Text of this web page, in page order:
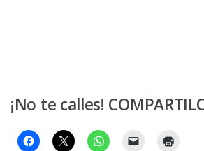
¡No te calles!